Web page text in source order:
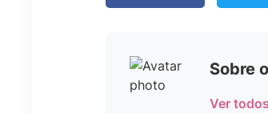
Sobre
Ver